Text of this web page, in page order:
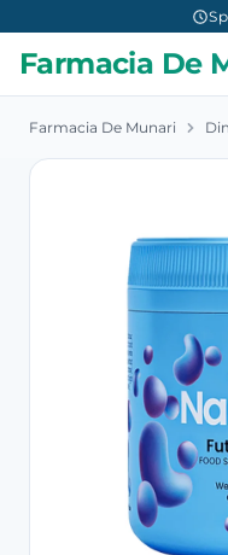
Farmacia De
Farmacia De Munari